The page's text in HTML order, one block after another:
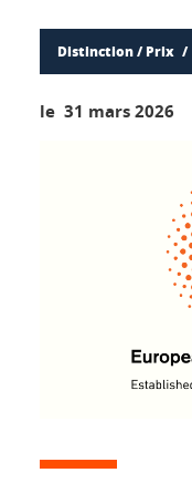
Distinction / Prix
le 31 mars 2026